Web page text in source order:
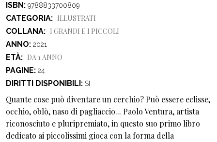
ISBN 9788833700809
CATEGORIA
ILLUSTRATI
COLLANA
I GRANDI E I PICCOLI
ANNO 2021
ETÀ
DA 1 ANNO
PAGINE 24
DIRITTI DISPONIBILI SI
Quante cose può diventare un cerchio? Può essere eclisse,
occhio, oblò, naso di pagliaccio... Paolo Ventura, artista
riconosciuto e pluripremiato, in questo suo primo libro
dedicato ai piccolissimi gioca con la forma della